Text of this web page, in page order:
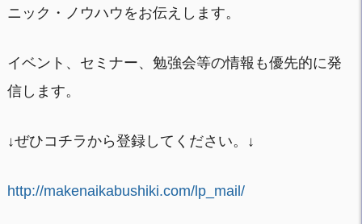
ニック・ノウハウをお伝えします。
イベント、セミナー、勉強会等の情報も優先的に発
信します。
↓ぜひコチラから登録してください。↓
http://makenaikabushiki.com/lp_mail/